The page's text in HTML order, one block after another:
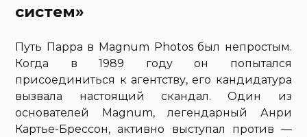
систем»
Путь Парра в Magnum Photos был непростым.
Когда в 1989 году он попытался
присоединиться к агентству, его кандидатура
вызвала настоящий скандал. Один из
основателей Magnum, легендарный Анри
Картье-Брессон, активно выступал против —